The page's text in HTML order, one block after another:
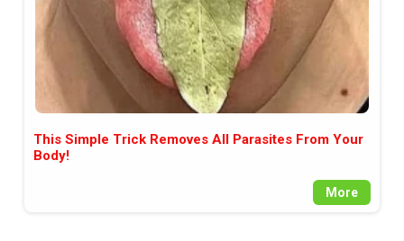
This Simple Trick Removes All Parasites From Your
Body!
More